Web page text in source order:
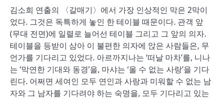
김소희 연출의 〈갈매기〉에서 가장 인상적인 막은 2막이
었다. 그것은 독특하게 놓인 한 테이블 때문이다. 관객 앞
(무대 전면)에 일렬로 늘어선 테이블 그리고 그 앞의 의자.
테이블을 등받이 삼아 이 불편한 의자에 앉은 사람들은, 무
언가를 기다리고 있었다. 아르까지나는 ‘떠날 마차’를, 니나
는 ‘막연한 기대와 동경’을, 마샤는 ‘올 수 없는 사랑’을 기다
린다. 어쩌면 세여인 모두 연인과 사랑과 미워할 수 없는 남
자와 그 남자를 기다려야 하는 숙명을, 모두 기다리고 있는